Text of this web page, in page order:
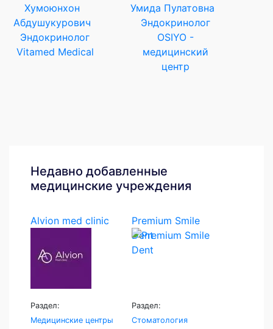
Эндокринолог
Vitamed Medical
Эндокринолог
OSIYO -
медицинский
центр
Недавно добавленные
медицинские учреждения
Alvion med clinic
Раздел:
Медицинские центры
Premium Smile
Dent
Раздел:
Стоматология